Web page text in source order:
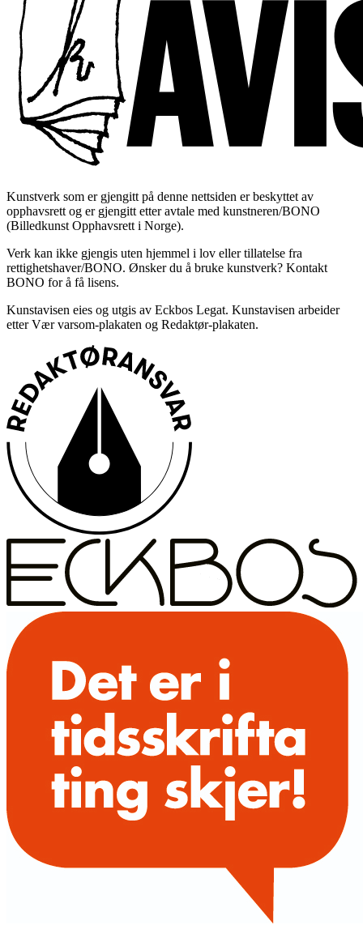
Kunstverk som er gjengitt på denne nettsiden er beskyttet av
opphavsrett og er gjengitt etter avtale med kunstneren/BONO
(Billedkunst Opphavsrett i Norge).
Verk kan ikke gjengis uten hjemmel i lov eller tillatelse fra
rettighetshaver/BONO. Ønsker du å bruke kunstverk? Kontakt
BONO for å få lisens.
Kunstavisen eies og utgis av Eckbos Legat. Kunstavisen arbeider
etter Vær varsom-plakaten og Redaktør-plakaten.